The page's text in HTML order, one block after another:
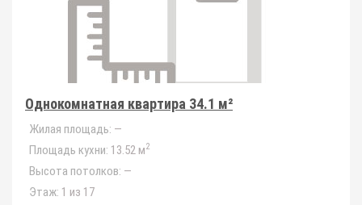
Однокомнатная квартира 34.1 м²
Жилая площадь: —
Площадь кухни: 13.52 м2
Высота потолков: —
Этаж: 1 из 17